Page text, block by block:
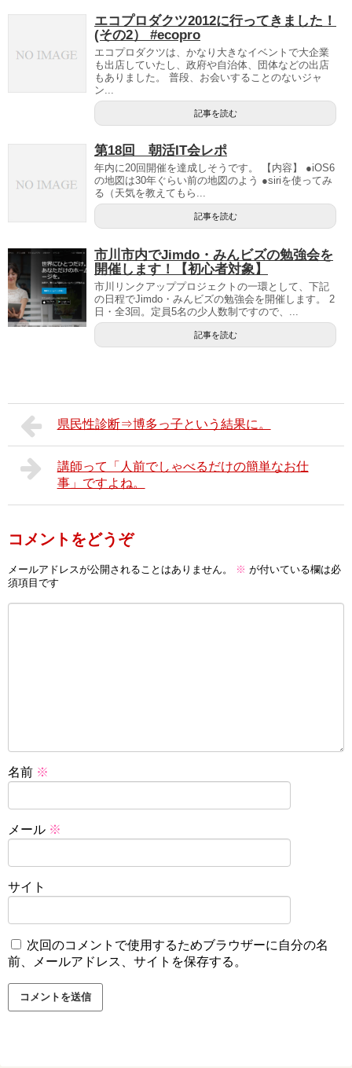
エコプロダクツ2012に行ってきました！
(その2） #ecopro
エコプロダクツは、かなり大きなイベントで大企業
も出店していたし、政府や自治体、団体などの出店
もありました。 普段、お会いすることのないジャ
ン...
記事を読む
第18回 朝活IT会レポ
年内に20回開催を達成しそうです。 【内容】 ●iOS6
の地図は30年ぐらい前の地図のよう ●siriを使ってみ
る（天気を教えてもら...
記事を読む
市川市内でJimdo・みんビズの勉強会を
開催します！【初心者対象】
市川リンクアッププロジェクトの一環として、下記
の日程でJimdo・みんビズの勉強会を開催します。 2
日・全3回。定員5名の少人数制ですので、...
記事を読む
県民性診断⇒博多っ子という結果に。
講師って「人前でしゃべるだけの簡単なお仕
事」ですよね。
コメントをどうぞ
メールアドレスが公開されることはありません。 ※ が付いている欄は必
須項目です
名前 ※
メール ※
サイト
次回のコメントで使用するためブラウザーに自分の名
前、メールアドレス、サイトを保存する。